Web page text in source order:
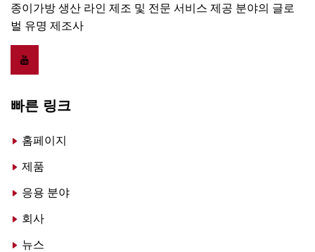
종이가방 생산 라인 제조 및 전문 서비스 제공 분야의 글로
벌 유명 제조사
빠른 링크
홈페이지
제품
응용 분야
회사
뉴스